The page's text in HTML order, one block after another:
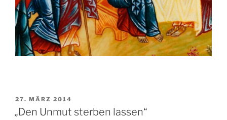
VERÖFFENTLICHT
AM
27. MÄRZ 2014
„Den Unmut sterben lassen“